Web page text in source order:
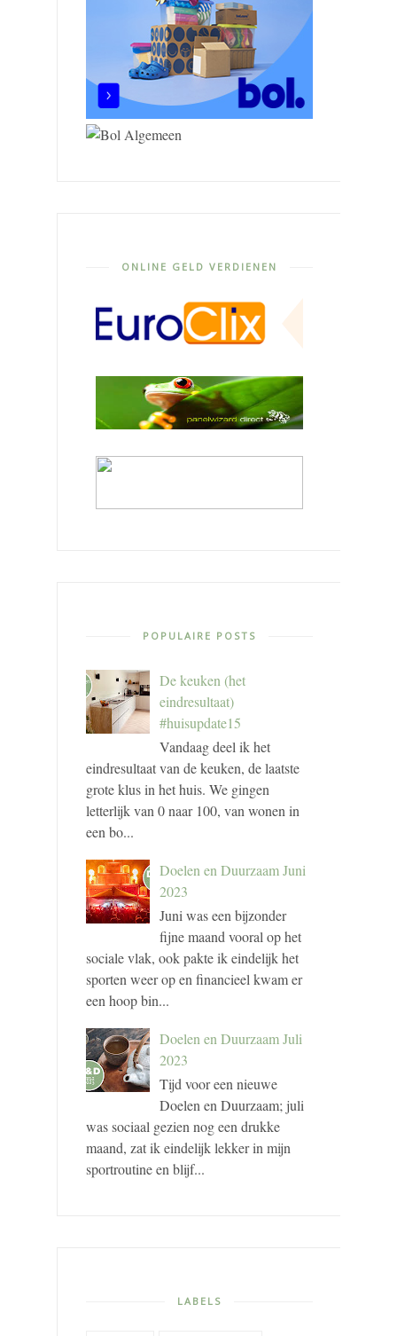
ONLINE GELD VERDIENEN
POPULAIRE POSTS
De keuken (het
eindresultaat)
#huisupdate15
Vandaag deel ik het
eindresultaat van de keuken, de laatste
grote klus in het huis. We gingen
letterlijk van 0 naar 100, van wonen in
een bo...
Doelen en Duurzaam Juni
2023
Juni was een bijzonder
fijne maand vooral op het
sociale vlak, ook pakte ik eindelijk het
sporten weer op en financieel kwam er
een hoop bin...
Doelen en Duurzaam Juli
2023
Tijd voor een nieuwe
Doelen en Duurzaam; juli
was sociaal gezien nog een drukke
maand, zat ik eindelijk lekker in mijn
sportroutine en blijf...
LABELS